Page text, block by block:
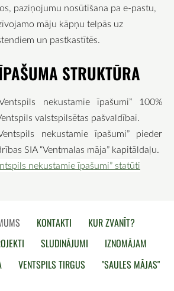
paziņojumu nosūtīšana pa e-pastu,
māju kāpņu telpās uz
un pastkastītēs.
STRUKTŪRA
nekustamie īpašumi” 100%
valstspilsētas pašvaldībai.
nekustamie īpašumi” pieder
SIA “Ventmalas māja” kapitāldaļu.
nekustamie īpašumi” statūti
KONTAKTI
KUR ZVANĪT?
SLUDINĀJUMI
IZNOMĀJAM
VENTSPILS TIRGUS "SAULES MĀJAS"